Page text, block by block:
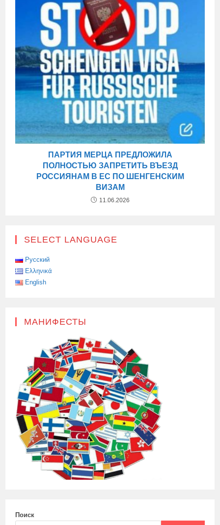
ПАРТИЯ МЕРЦА ПРЕДЛОЖИЛА
ПОЛНОСТЬЮ ЗАПРЕТИТЬ ВЪЕЗД
РОССИЯНАМ В ЕС ПО ШЕНГЕНСКИМ
ВИЗАМ
11.06.2026
SELECT LANGUAGE
Русский
Ελληνικά
English
МАНИФЕСТЫ
Поиск